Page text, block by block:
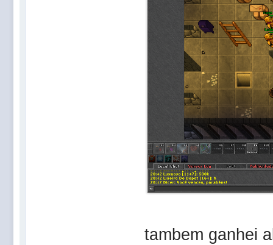
tambem ganhei